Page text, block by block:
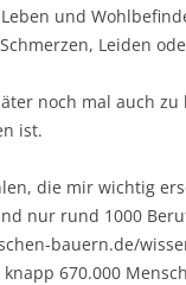
und
Leiden
noch mal auch
ist.
die mir wichtig
nur rund 1000
bauern.de/
670.000